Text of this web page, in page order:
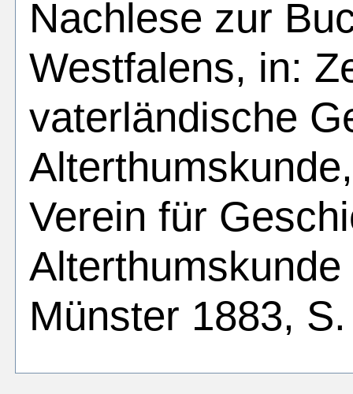
Nachlese zur
Westfalens, in:
vaterländische
Verein für
Münster 1883,